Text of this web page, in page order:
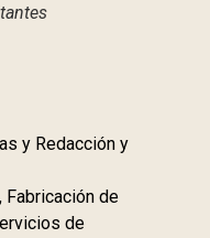
y Redacción y
de
de